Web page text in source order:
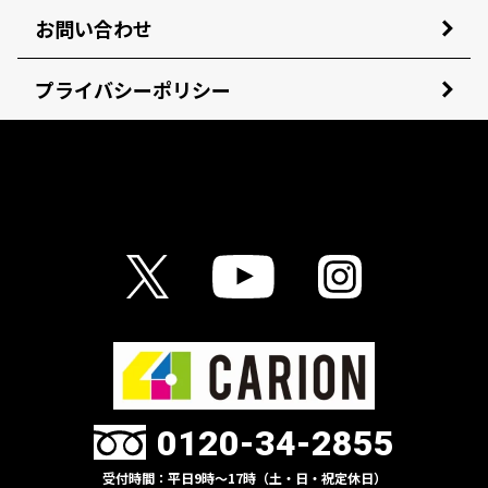
お問い合わせ
プライバシーポリシー
0120-34-2855
受付時間：平日9時〜17時（土・日・祝定休日）